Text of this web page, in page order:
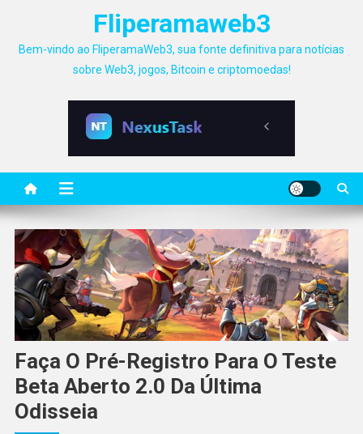
Fliperamaweb3
Bem-vindo ao FliperamaWeb3, sua fonte definitiva para notícias
sobre Web3, jogos, Bitcoin e criptomoedas!
Faça O Pré-Registro Para O Teste
Beta Aberto 2.0 Da Última
Odisseia